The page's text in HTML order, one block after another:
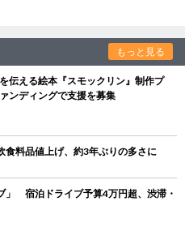
もっと見る
伝える絵本『スモックリン』制作プ
ンディングで支援を募集
料品値上げ、約3年ぶりの多さに
」 宿泊ドライブ予算4万円超、渋滞・